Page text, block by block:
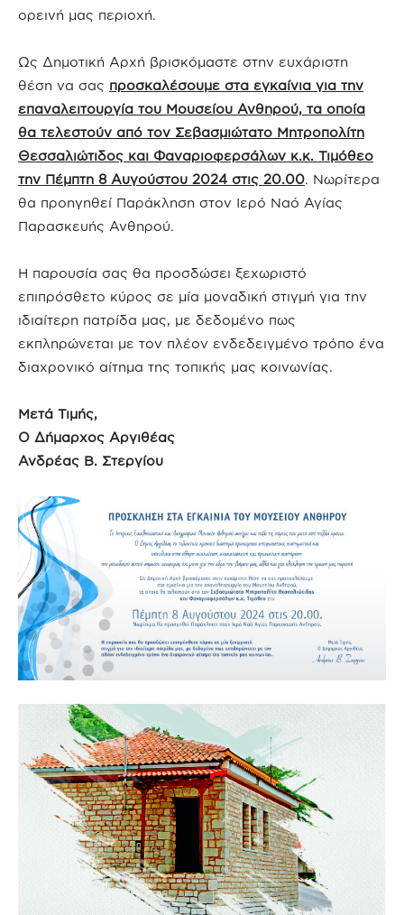
ορεινή μας περιοχή.
Ως Δημοτική Αρχή βρισκόμαστε στην ευχάριστη
θέση να σας προσκαλέσουμε στα εγκαίνια για την
επαναλειτουργία του Μουσείου Ανθηρού, τα οποία
θα τελεστούν από τον Σεβασμιώτατο Μητροπολίτη
Θεσσαλιώτιδος και Φαναριοφερσάλων κ.κ. Τιμόθεο
την Πέμπτη 8 Αυγούστου 2024 στις 20.00. Νωρίτερα
θα προηγηθεί Παράκληση στον Ιερό Ναό Αγίας
Παρασκευής Ανθηρού.
Η παρουσία σας θα προσδώσει ξεχωριστό
επιπρόσθετο κύρος σε μία μοναδική στιγμή για την
ιδιαίτερη πατρίδα μας, με δεδομένο πως
εκπληρώνεται με τον πλέον ενδεδειγμένο τρόπο ένα
διαχρονικό αίτημα της τοπικής μας κοινωνίας.
Μετά Τιμής,
Ο Δήμαρχος Αργιθέας
Ανδρέας Β. Στεργίου